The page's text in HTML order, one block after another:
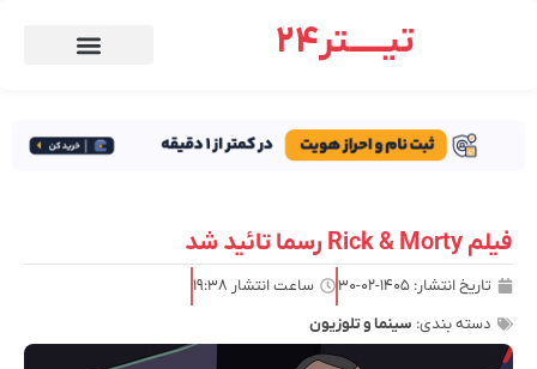
تیـــــتر24
فیلم Rick & Morty رسما تائید شد
تاریخ انتشار: ۱۴۰۵-۰۲-۳۰ ساعت انتشار ۱۹:۳۸
دسته بندی: سینما و تلوزیون